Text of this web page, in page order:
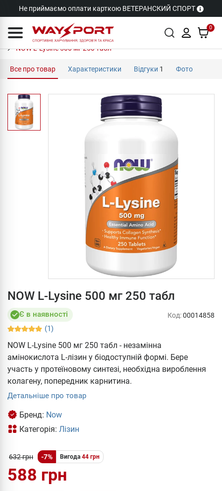
Не приймаємо оплати карткою ВЕТЕРАНСКИЙ СПОРТ
0
NOW L-Lysine 500 мг 250 табл
Все про товар Характеристики Відгуки 1 Фото
NOW L-Lysine 500 мг 250 табл
Є в наявності
(1)
Код:00014858
NOW L-Lysine 500 мг 250 табл - незамінна
амінокислота L-лізин у біодоступній формі. Бере
участь у протеїновому синтезі, необхідна вироблення
колагену, попередник карнитина.
Детальніше про товар
Бренд: Now
Категорія: Лізин
632 грн -7% Вигода 44 грн
588 грн